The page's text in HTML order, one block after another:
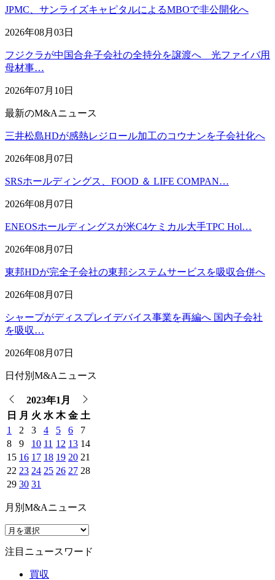
JPMC、サンライズキャピタルによるMBOで非公開化へ
2026年08月03日
フジクラが中国合弁子会社の全持分を譲渡へ 光ファイバ用
母材事…
2026年07月10日
最新のM&Aニュース
三井松島HDが感熱レジロール加工のコウナンを子会社化へ
2026年08月07日
SRSホールディングス、FOOD ＆ LIFE COMPAN…
2026年08月07日
ENEOSホールディングスが米C4ケミカル大手TPC Hol…
2026年08月07日
東邦HDが完全子会社の東邦システムサービスを吸収合併へ
2026年08月07日
シャープがディスプレイデバイス事業を再編へ 国内子会社
を吸収…
2026年08月07日
日付別M&Aニュース
2023年1月
日
月 火 水 木 金 土
1
2 3 4 5 6
7
8
9 10 11 12 13 14
15 16 17 18 19 20 21
22 23 24 25 26 27 28
29 30 31
月別M&Aニュース
注目ニュースワード
買収